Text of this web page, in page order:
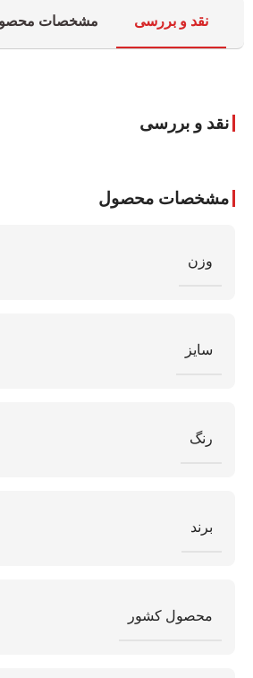
نقد و بررسی مشخصات
نقد و بررسی
مشخصات محصول
وزن
سایز
رنگ
برند
محصول کشور